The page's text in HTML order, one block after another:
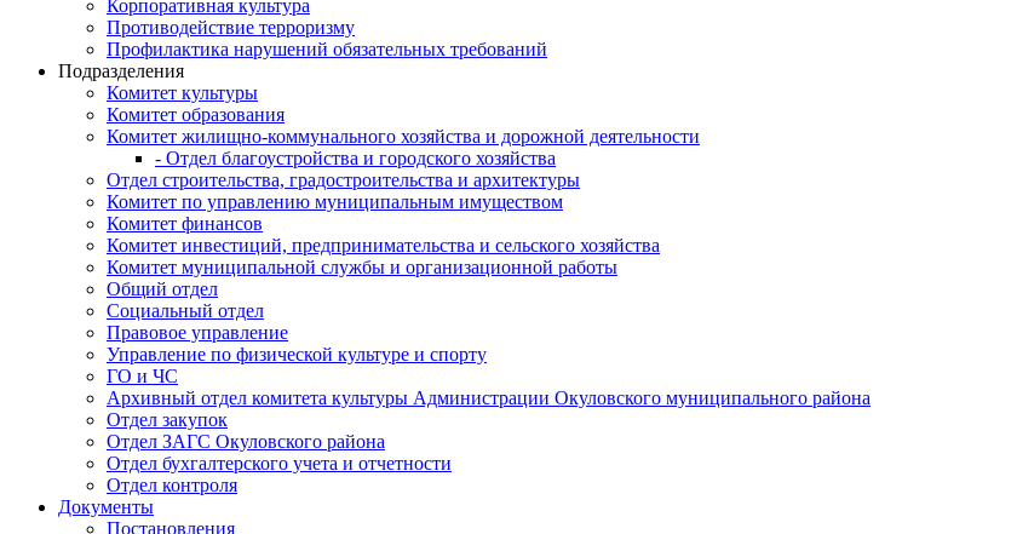
Корпоративная культура
Противодействие терроризму
Профилактика нарушений обязательных требований
Подразделения
Комитет культуры
Комитет образования
Комитет жилищно-коммунального хозяйства и дорожной деятельности
- Отдел благоустройства и городского хозяйства
Отдел строительства, градостроительства и архитектуры
Комитет по управлению муниципальным имуществом
Комитет финансов
Комитет инвестиций, предпринимательства и сельского хозяйства
Комитет муниципальной службы и организационной работы
Общий отдел
Социальный отдел
Правовое управление
Управление по физической культуре и спорту
ГО и ЧС
Архивный отдел комитета культуры Администрации Окуловского муниципального района
Отдел закупок
Отдел ЗАГС Окуловского района
Отдел бухгалтерского учета и отчетности
Отдел контроля
Документы
Постановления